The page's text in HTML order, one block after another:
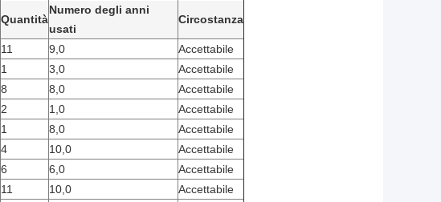
Quantità
Numero degli anni
usati
Circostanza
11 9,0
Accettabile
1 3,0
Accettabile
8 8,0
Accettabile
2 1,0
Accettabile
1 8,0
Accettabile
4 10,0
Accettabile
6 6,0
Accettabile
11 10,0
Accettabile